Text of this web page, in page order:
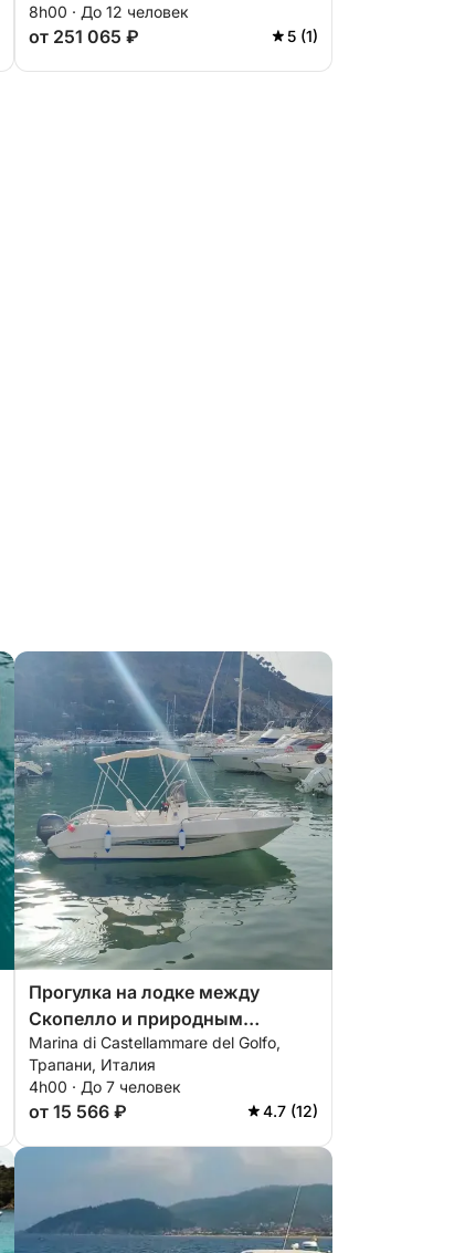
8h00 · До 12 человек
от 251 065 ₽ 5 (1)
Прогулка на лодке между
Скопелло и природным
заповедником Зингаро.
Marina di Castellammare del Golfo,
Трапани, Италия
4h00 · До 7 человек
от 15 566 ₽ 4.7 (12)